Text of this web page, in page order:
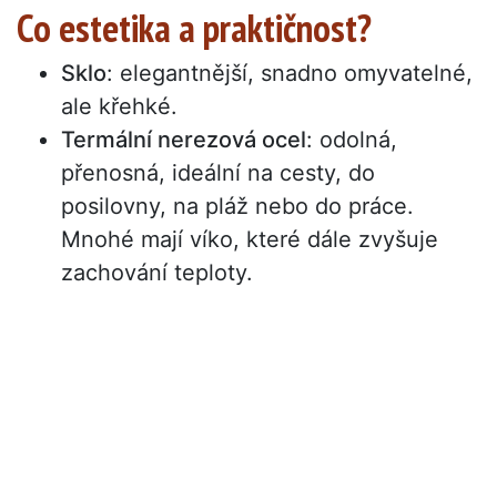
Co estetika a praktičnost?
Sklo: elegantnější, snadno omyvatelné,
ale křehké.
Termální nerezová ocel: odolná,
přenosná, ideální na cesty, do
posilovny, na pláž nebo do práce.
Mnohé mají víko, které dále zvyšuje
zachování teploty.